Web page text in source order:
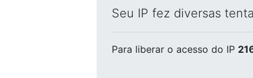
Seu IP fez diversas
Para liberar o acesso do IP